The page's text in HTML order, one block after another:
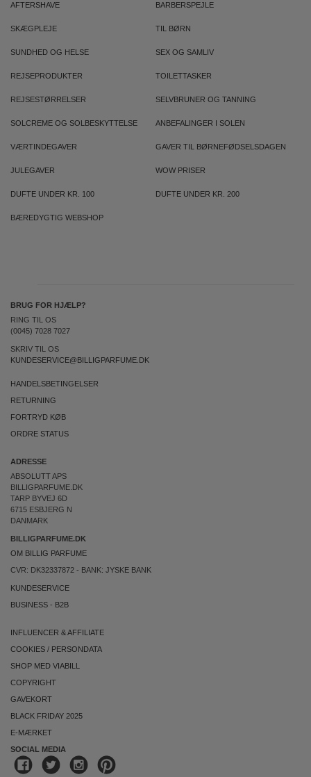
AFTERSHAVE BARBERSPEJLE
SKÆGPLEJE TIL BØRN
SUNDHED OG HELSE SEX OG SAMLIV
REJSEPRODUKTER TOILETTASKER
REJSESTØRRELSER SELVBRUNER OG TANNING
SOLCREME OG SOLBESKYTTELSE ANBEFALINGER I SOLEN
VÆRTINDEGAVER GAVER TIL BØRNEFØDSELSDAGEN
JULEGAVER WOW PRISER
DUFTE UNDER KR. 100 DUFTE UNDER KR. 200
BÆREDYGTIG WEBSHOP
BRUG FOR HJÆLP?
RING TIL OS
(0045) 7028 7027
SKRIV TIL OS
KUNDESERVICE@BILLIGPARFUME.DK
HANDELSBETINGELSER
RETURNING
FORTRYD KØB
ORDRE STATUS
ADRESSE
ABSOLUTT APS
BILLIGPARFUME.DK
TARP BYVEJ 6D
6715 ESBJERG N
DANMARK
BILLIGPARFUME.DK
OM BILLIG PARFUME
CVR: DK32337872 - BANK: JYSKE BANK
KUNDESERVICE
BUSINESS - B2B
INFLUENCER & AFFILIATE
COOKIES / PERSONDATA
SHOP MED VIABILL
COPYRIGHT
GAVEKORT
BLACK FRIDAY 2025
E-MÆRKET
SOCIAL MEDIA